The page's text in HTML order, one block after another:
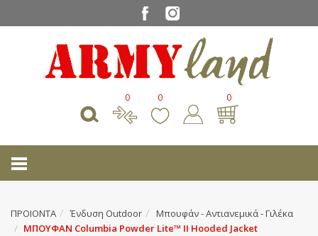
0 0 0
ΠΡΟΙΟΝΤΑ Ένδυση Outdoor
Μπουφάν - Αντιανεμικά - Γιλέκα
ΜΠΟΥΦΑΝ Columbia Powder Lite™ II Hooded Jacket